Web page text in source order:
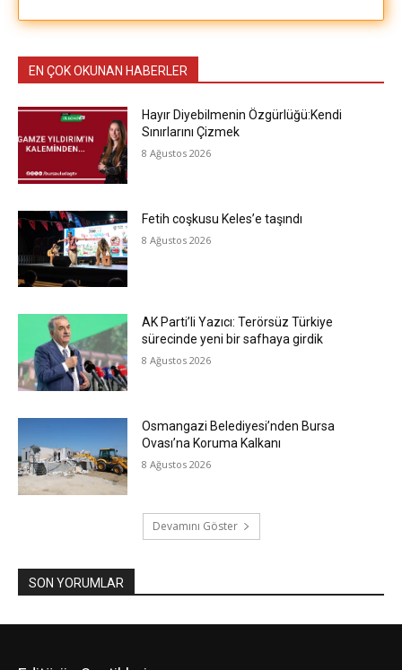
EN ÇOK OKUNAN HABERLER
Hayır Diyebilmenin Özgürlüğü:Kendi
Sınırlarını Çizmek
8 Ağustos 2026
Fetih coşkusu Keles’e taşındı
8 Ağustos 2026
AK Parti’li Yazıcı: Terörsüz Türkiye
sürecinde yeni bir safhaya girdik
8 Ağustos 2026
Osmangazi Belediyesi’nden Bursa
Ovası’na Koruma Kalkanı
8 Ağustos 2026
Devamını Göster
SON YORUMLAR